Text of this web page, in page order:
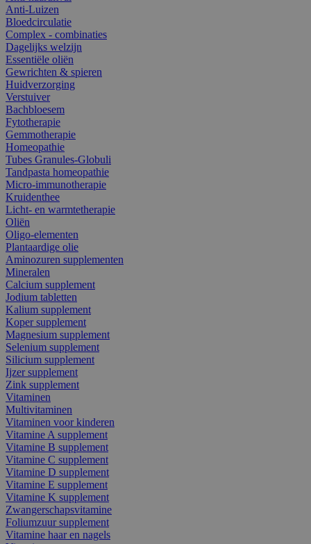
Anti-Luizen
Bloedcirculatie
Complex - combinaties
Dagelijks welzijn
Essentiële oliën
Gewrichten & spieren
Huidverzorging
Verstuiver
Bachbloesem
Fytotherapie
Gemmotherapie
Homeopathie
Tubes Granules-Globuli
Tandpasta homeopathie
Micro-immunotherapie
Kruidenthee
Licht- en warmtetherapie
Oliën
Oligo-elementen
Plantaardige olie
Aminozuren supplementen
Mineralen
Calcium supplement
Jodium tabletten
Kalium supplement
Koper supplement
Magnesium supplement
Selenium supplement
Silicium supplement
Ijzer supplement
Zink supplement
Vitaminen
Multivitaminen
Vitaminen voor kinderen
Vitamine A supplement
Vitamine B supplement
Vitamine C supplement
Vitamine D supplement
Vitamine E supplement
Vitamine K supplement
Zwangerschapsvitamine
Foliumzuur supplement
Vitamine haar en nagels